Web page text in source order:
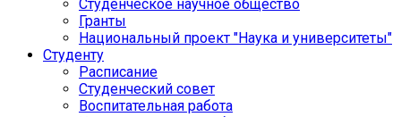
Студенческое научное общество
Гранты
Национальный проект "Наука и университеты"
Студенту
Расписание
Студенческий совет
Воспитательная работа